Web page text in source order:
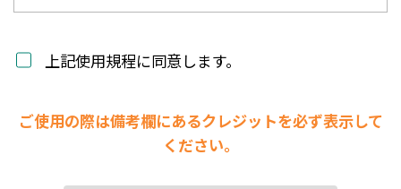
上記使用規程に同意します。
ご使用の際は備考欄にあるクレジットを必ず表示して
ください。